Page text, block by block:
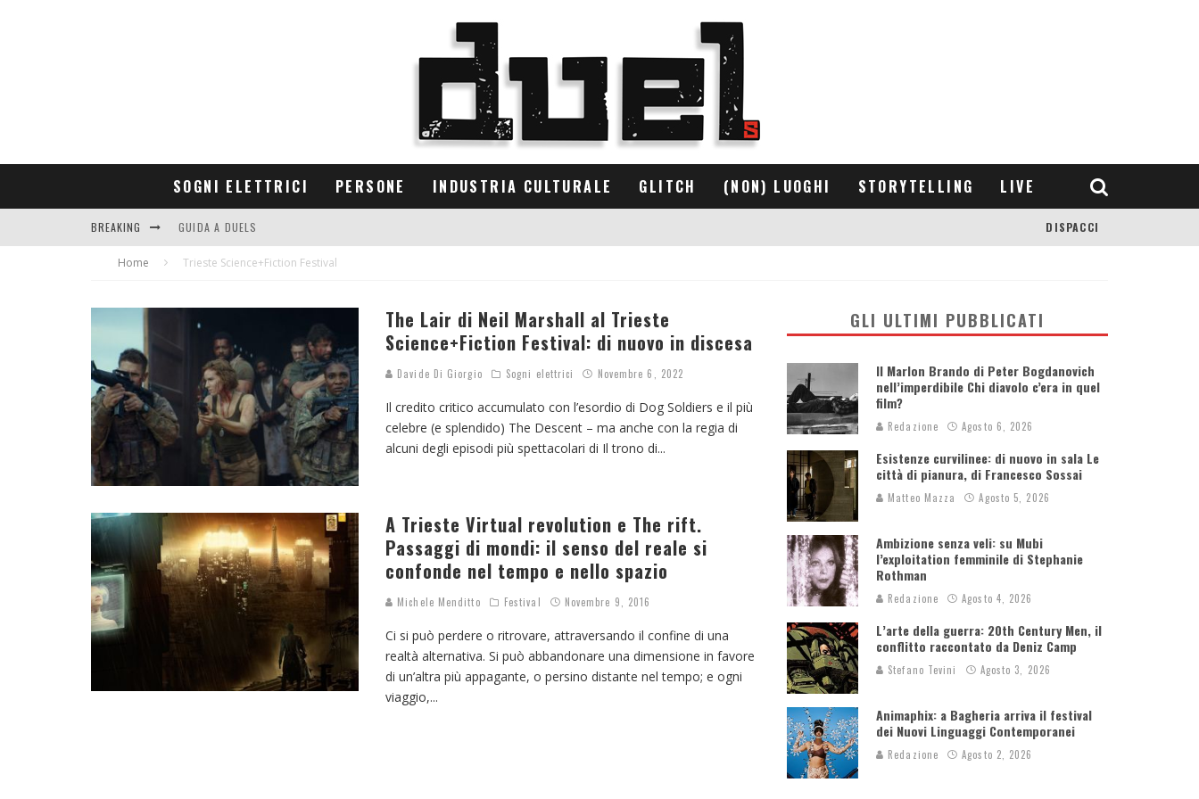
SOGNI ELETTRICI PERSONE INDUSTRIA CULTURALE GLITCH (NON) LUOGHI STORYTELLING LIVE
BREAKING GUIDA A DUELS
CONTRIBUTORS
DISPACCI
Home Trieste Science+Fiction Festival
The Lair di Neil Marshall al Trieste
Science+Fiction Festival: di nuovo in discesa
Davide Di Giorgio Sogni elettrici Novembre 6, 2022
Il credito critico accumulato con l’esordio di Dog Soldiers e il più
celebre (e splendido) The Descent – ma anche con la regia di
alcuni degli episodi più spettacolari di Il trono di...
A Trieste Virtual revolution e The rift.
Passaggi di mondi: il senso del reale si
confonde nel tempo e nello spazio
Michele Menditto Festival Novembre 9, 2016
Ci si può perdere o ritrovare, attraversando il confine di una
realtà alternativa. Si può abbandonare una dimensione in favore
di un’altra più appagante, o persino distante nel tempo; e ogni
viaggio,...
GLI ULTIMI PUBBLICATI
Il Marlon Brando di Peter Bogdanovich
nell’imperdibile Chi diavolo c’era in quel
film?
Redazione Agosto 6, 2026
Esistenze curvilinee: di nuovo in sala Le
città di pianura, di Francesco Sossai
Matteo Mazza Agosto 5, 2026
Ambizione senza veli: su Mubi
l’exploitation femminile di Stephanie
Rothman
Redazione Agosto 4, 2026
L’arte della guerra: 20th Century Men, il
conflitto raccontato da Deniz Camp
Stefano Tevini Agosto 3, 2026
Animaphix: a Bagheria arriva il festival
dei Nuovi Linguaggi Contemporanei
Redazione Agosto 2, 2026